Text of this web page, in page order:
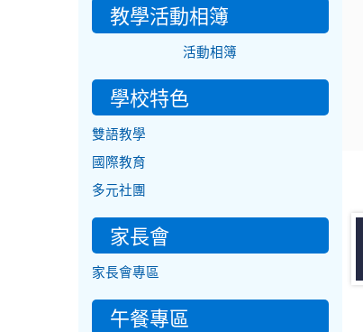
教學活動相簿
活動相簿
學校特色
雙語教學
國際教育
多元社團
家長會
家長會專區
午餐專區